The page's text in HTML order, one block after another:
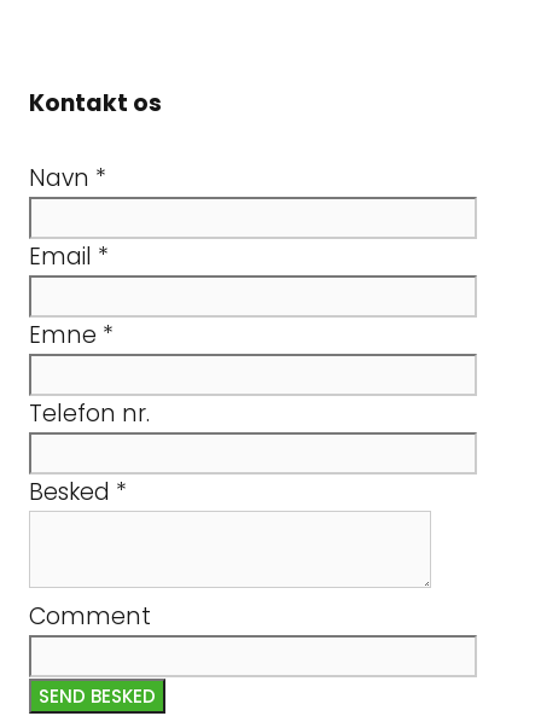
Kontakt os
Navn *
Email *
Emne *
Telefon nr.
Besked *
Comment
SEND BESKED